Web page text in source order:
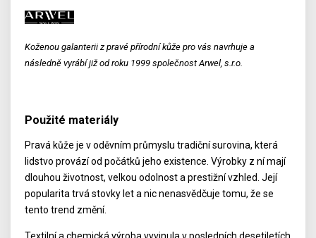
Koženou galanterii z pravé přírodní kůže pro vás navrhuje a
následně vyrábí již od roku 1999 společnost Arwel, s.r.o.
Použité materiály
Pravá kůže je v oděvním průmyslu tradiční surovina, která
lidstvo provází od počátků jeho existence. Výrobky z ní mají
dlouhou životnost, velkou odolnost a prestižní vzhled. Její
popularita trvá stovky let a nic nenasvědčuje tomu, že se
tento trend změní.